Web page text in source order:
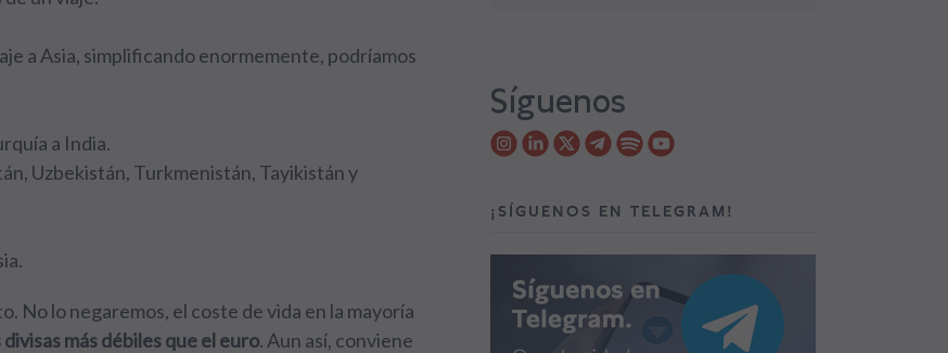
a Asia, simplificando enormemente, podríamos
a India.
Uzbekistán, Turkmenistán, Tayikistán y
No lo negaremos, el coste de vida en la mayoría
más débiles que el euro. Aun así, conviene
Síguenos
¡SÍGUENOS EN TELEGRAM!